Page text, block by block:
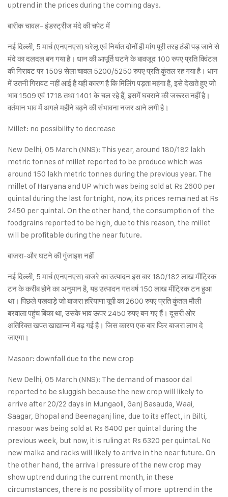
uptrend in the prices during the coming days.
बारीक चावल- इंडस्ट्रीज मंदे की चपेट में
नई दिल्ली, 5 मार्च (एनएनएस) घरेलू एवं निर्यात दोनों ही मांग पूरी तरह ठंडी पड़ जाने से
मंदे का दलदल बन गया है। धान की आपूर्ति घटने के बावजूद 100 रुपए प्रति क्विंटल
की गिरावट पर 1509 सेला चावल 5200/5250 रुपए प्रति कुंतल रह गया है। धान
में उतनी गिरावट नहीं आई है यही कारण है कि मिलिंग पड़ता महंगा है, इसे देखते हुए जो
भाव 1509 एवं 1718 तथा 1401 के चल रहे हैं, इसमें घबराने की जरूरत नहीं है।
वर्तमान भाव में अगले महीने बढ़ने की संभावना नजर आने लगी है।
Millet: no possibility to decrease
New Delhi, 05 March (NNS): This year, around 180/182 lakh
metric tonnes of millet reported to be produce which was
around 150 lakh metric tonnes during the previous year. The
millet of Haryana and UP which was being sold at Rs 2600 per
quintal during the last fortnight, now, its prices remained at Rs
2450 per quintal. On the other hand, the consumption of the
foodgrains reported to be high, due to this reason, the millet
will be profitable during the near future.
बाजरा-और घटने की गुंजाइश नहीं
नई दिल्ली, 5 मार्च (एनएनएस) बाजरे का उत्पादन इस बार 180/182 लाख मीट्रिक
टन के करीब होने का अनुमान है, यह उत्पादन गत वर्ष 150 लाख मीट्रिक टन हुआ
था। पिछले पखवाड़े जो बाजरा हरियाणा यूपी का 2600 रुपए प्रति कुंतल मौली
बरवाला पहुंच बिका था, उसके भाव ऊपर 2450 रुपए बन गए हैं। दूसरी ओर
अतिरिक्त खपत खाद्यान्न में बढ़ गई है। जिस कारण एक बार फिर बाजरा लाभ दे
जाएगा।
Masoor: downfall due to the new crop
New Delhi, 05 March (NNS): The demand of masoor dal
reported to be sluggish because the new crop will likely to
arrive after 20/22 days in Mungaoli, Ganj Basauda, Waai,
Saagar, Bhopal and Beenaganj line, due to its effect, in Bilti,
masoor was being sold at Rs 6400 per quintal during the
previous week, but now, it is ruling at Rs 6320 per quintal. No
new malka and racks will likely to arrive in the near future. On
the other hand, the arriva l pressure of the new crop may
show uptrend during the current month, in these
circumstances, there is no possibility of more uptrend in the